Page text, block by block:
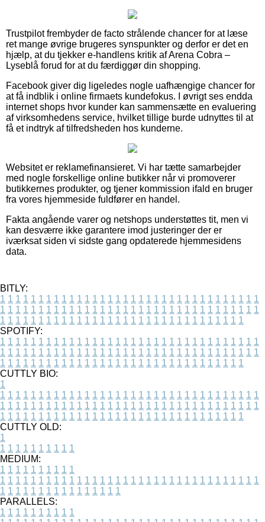
Trustpilot frembyder de facto strålende chancer for at læse
ret mange øvrige brugeres synspunkter og derfor er det en
hjælp, at du tjekker e-handlens kritik af Arena Cobra –
Lyseblå forud for at du færdiggør din shopping.
Facebook giver dig ligeledes nogle uafhængige chancer for
at få indblik i online firmaets kundefokus. I øvrigt ses endda
internet shops hvor kunder kan sammensætte en evaluering
af virksomhedens service, hvilket tillige burde udnyttes til at
få et indtryk af tilfredsheden hos kunderne.
Websitet er reklamefinansieret. Vi har tætte samarbejder
med nogle forskellige online butikker når vi promoverer
butikkernes produkter, og tjener kommission ifald en bruger
fra vores hjemmeside fuldfører en handel.
Fakta angående varer og netshops understøttes tit, men vi
kan desværre ikke garantere imod justeringer der er
iværksat siden vi sidste gang opdaterede hjemmesidens
data.
BITLY:
1 1 1 1 1 1 1 1 1 1 1 1 1 1 1 1 1 1 1 1 1 1 1 1 1 1 1 1 1 1 1 1 1 1
1 1 1 1 1 1 1 1 1 1 1 1 1 1 1 1 1 1 1 1 1 1 1 1 1 1 1 1 1 1 1 1 1 1
1 1 1 1 1 1 1 1 1 1 1 1 1 1 1 1 1 1 1 1 1 1 1 1 1 1 1 1 1 1 1 1
SPOTIFY:
1 1 1 1 1 1 1 1 1 1 1 1 1 1 1 1 1 1 1 1 1 1 1 1 1 1 1 1 1 1 1 1 1 1
1 1 1 1 1 1 1 1 1 1 1 1 1 1 1 1 1 1 1 1 1 1 1 1 1 1 1 1 1 1 1 1 1 1
1 1 1 1 1 1 1 1 1 1 1 1 1 1 1 1 1 1 1 1 1 1 1 1 1 1 1 1 1 1 1 1
CUTTLY BIO:
1
1 1 1 1 1 1 1 1 1 1 1 1 1 1 1 1 1 1 1 1 1 1 1 1 1 1 1 1 1 1 1 1 1 1
1 1 1 1 1 1 1 1 1 1 1 1 1 1 1 1 1 1 1 1 1 1 1 1 1 1 1 1 1 1 1 1 1 1
1 1 1 1 1 1 1 1 1 1 1 1 1 1 1 1 1 1 1 1 1 1 1 1 1 1 1 1 1 1 1 1
CUTTLY OLD:
1
1 1 1 1 1 1 1 1 1 1
MEDIUM:
1 1 1 1 1 1 1 1 1 1
1 1 1 1 1 1 1 1 1 1 1 1 1 1 1 1 1 1 1 1 1 1 1 1 1 1 1 1 1 1 1 1 1 1
1 1 1 1 1 1 1 1 1 1 1 1 1 1 1 1
PARALLELS:
1 1 1 1 1 1 1 1 1 1